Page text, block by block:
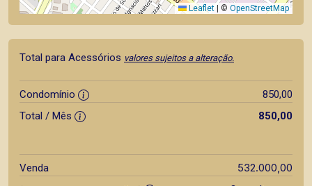
Leaflet © OpenStreetMap
Total para Acessórios valores sujeitos a alteração.
Condomínio
850,00
Total / Mês
850,00
Venda 532.000,00